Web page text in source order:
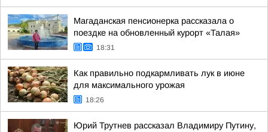
Магаданская пенсионерка рассказала о
поездке на обновленный курорт «Талая»
18:31
Как правильно подкармливать лук в июне
для максимального урожая
18:26
Юрий Трутнев рассказал Владимиру Путину,